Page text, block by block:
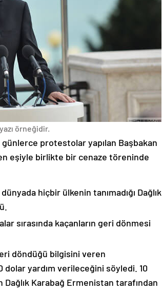
örneğidir.
protestolar yapılan Başbakan
eşiyle birlikte bir cenaze töreninde
hiçbir ülkenin tanımadığı Dağlık
sırasında kaçanların geri dönmesi
döndüğü bilgisini veren
yardım verileceğini söyledi. 10
Karabağ Ermenistan tarafından